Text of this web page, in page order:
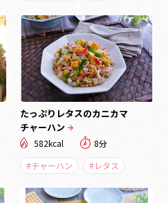
たっぷりレタスのカニカマ
チャーハン
582kcal
8分
#チャーハン
#レタス